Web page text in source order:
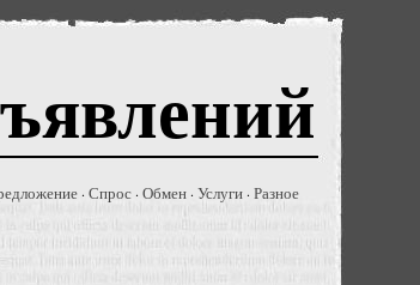
· Спрос · Обмен · Услуги · Разное